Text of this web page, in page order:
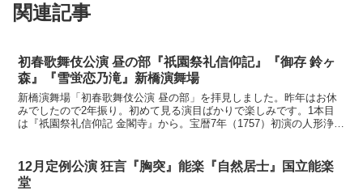
関連記事
初春歌舞伎公演 昼の部『祇園祭礼信仰記』『御存 鈴ヶ
森』『雪蛍恋乃滝』新橋演舞場
新橋演舞場「初春歌舞伎公演 昼の部」を拝見しました。昨年はお休
みでしたので2年振り。初めて見る演目ばかりで楽しみです。1本目
は『祇園祭礼信仰記 金閣寺』から。宝暦7年（1757）初演の人形浄瑠
12月定例公演 狂言『胸突』能楽『自然居士』国立能楽
堂